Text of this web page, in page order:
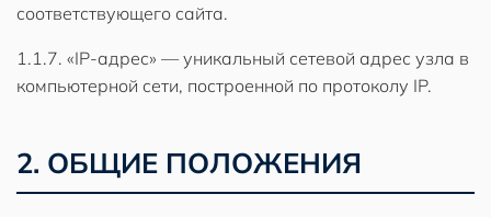
соответствующего сайта.
1.1.7. «IP-адрес» — уникальный сетевой адрес узла в
компьютерной сети, построенной по протоколу IP.
2. ОБЩИЕ ПОЛОЖЕНИЯ